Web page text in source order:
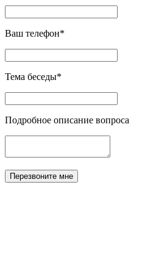
Ваш телефон*
Тема беседы*
Подробное описание вопроса
Перезвоните мне